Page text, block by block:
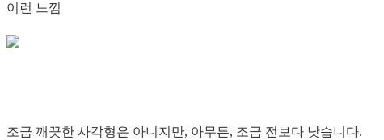
이런 느낌
조금 깨끗한 사각형은 아니지만, 아무튼, 조금 전보다 낫습니다.